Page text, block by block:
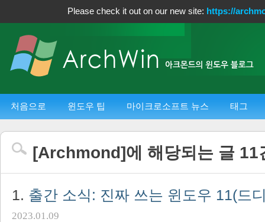
Please check it out on our new site: https://
처음으로 윈도우 팁 마이크로소프트 뉴스 태그
[Archmond]에 해당되는 글 11
출간 소식: 진짜 쓰는 윈도우 11(드
2023.01.09